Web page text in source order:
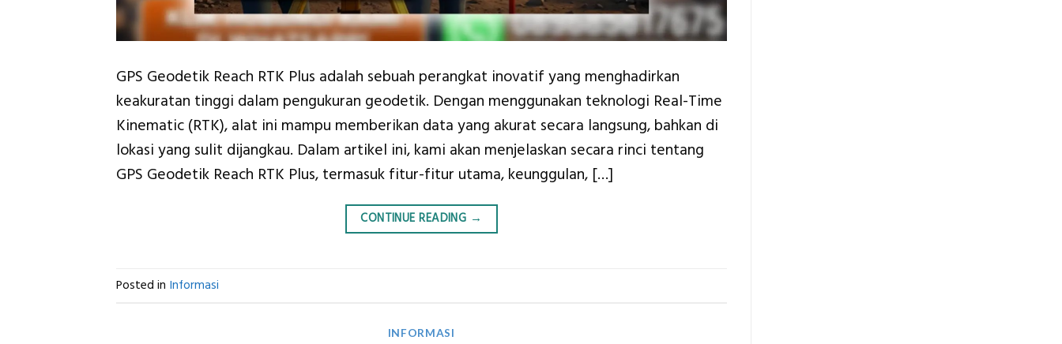
GPS Geodetik Reach RTK Plus adalah sebuah perangkat inovatif yang menghadirkan
keakuratan tinggi dalam pengukuran geodetik. Dengan menggunakan teknologi Real-Time
Kinematic (RTK), alat ini mampu memberikan data yang akurat secara langsung, bahkan di
lokasi yang sulit dijangkau. Dalam artikel ini, kami akan menjelaskan secara rinci tentang
GPS Geodetik Reach RTK Plus, termasuk fitur-fitur utama, keunggulan, […]
CONTINUE READING →
Posted in Informasi
INFORMASI